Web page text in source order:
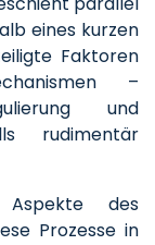
eines kurzen
Faktoren
–
und
rudimentär
Aspekte des
Prozesse in